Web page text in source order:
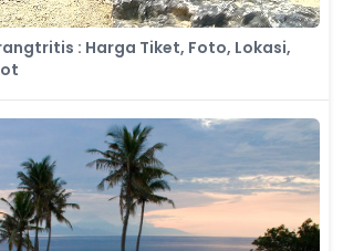
: Harga Tiket, Foto, Lokasi,